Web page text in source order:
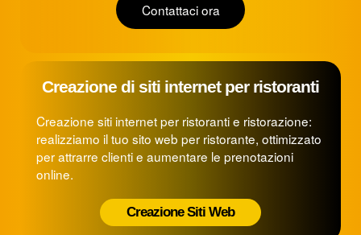
Contattaci ora
Creazione di siti internet per ristoranti
Creazione siti internet per ristoranti e ristorazione:
realizziamo il tuo sito web per ristorante, ottimizzato
per attrarre clienti e aumentare le prenotazioni
online.
Creazione Siti Web